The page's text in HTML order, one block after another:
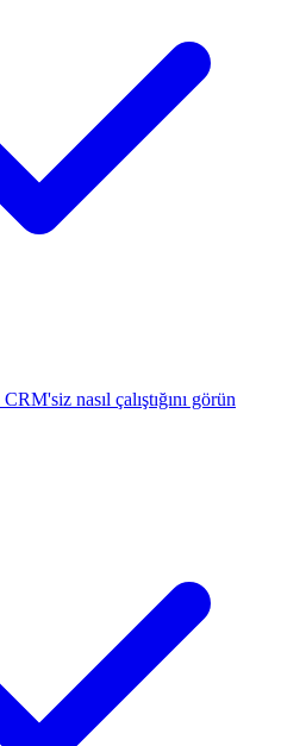
nasıl çalıştığını görün